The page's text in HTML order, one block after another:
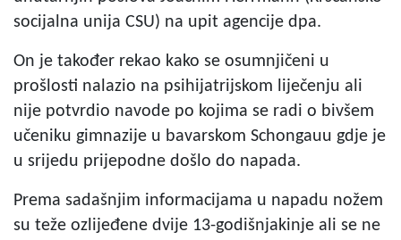
socijalna unija CSU) na upit agencije dpa.
On je također rekao kako se osumnjičeni u
prošlosti nalazio na psihijatrijskom liječenju ali
nije potvrdio navode po kojima se radi o bivšem
učeniku gimnazije u bavarskom Schongauu gdje je
u srijedu prijepodne došlo do napada.
Prema sadašnjim informacijama u napadu nožem
su teže ozlijeđene dvije 13-godišnjakinje ali se ne